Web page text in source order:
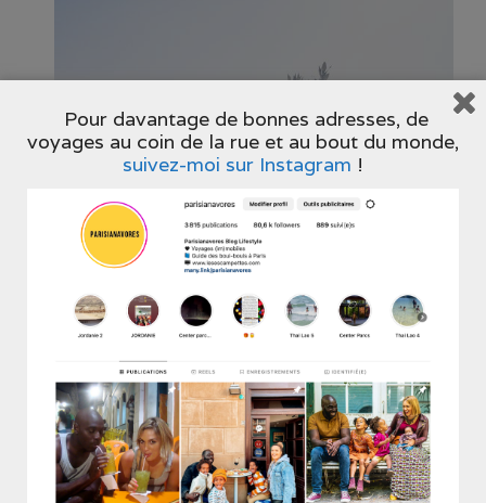
Pour davantage de bonnes adresses, de
voyages au coin de la rue et au bout du monde,
suivez-moi sur Instagram !